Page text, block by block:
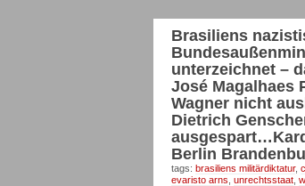
Brasiliens
unterzeichnet –
José Magalhaes
Wagner nicht
Dietrich
Berlin
tags: brasiliens militärdiktatur,
evaristo arns unrechtsstaat